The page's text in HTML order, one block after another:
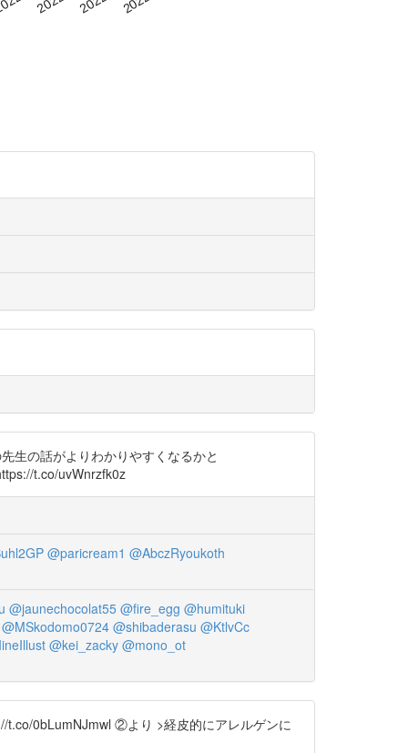
生の話がよりわかりやすくなるかと
t.co/uvWnrzfk0z
@paricream1 @AbczRyoukoth
@jaunechocolat55 @fire_egg @humituki
@MSkodomo0724 @shibaderasu @KtlvCc
@kei_zacky @mono_ot
0bLumNJmwl ②より >経皮的にアレルゲンに